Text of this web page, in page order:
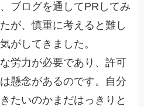
ブログを通してPRしてみ
が、慎重に考えると難し
がしてきました。
労力が必要であり、許可
懸念があるのです。自分
たいのかまだはっきりと